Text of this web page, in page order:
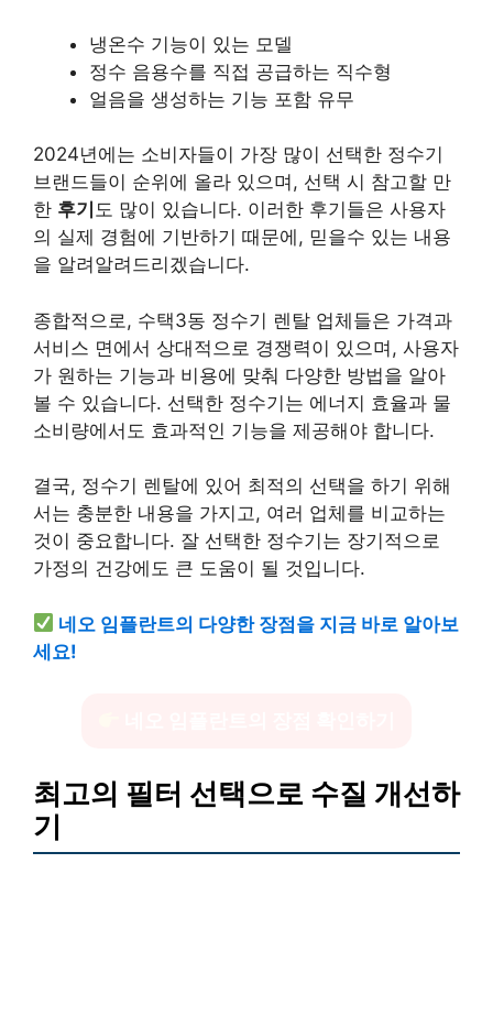
냉온수 기능이 있는 모델
정수 음용수를 직접 공급하는 직수형
얼음을 생성하는 기능 포함 유무
2024년에는 소비자들이 가장 많이 선택한 정수기
브랜드들이 순위에 올라 있으며, 선택 시 참고할 만
한 후기 도 많이 있습니다. 이러한 후기들은 사용자
의 실제 경험에 기반하기 때문에, 믿을수 있는 내용
을 알려알려드리겠습니다.
종합적으로, 수택3동 정수기 렌탈 업체들은 가격과
서비스 면에서 상대적으로 경쟁력이 있으며, 사용자
가 원하는 기능과 비용에 맞춰 다양한 방법을 알아
볼 수 있습니다. 선택한 정수기는 에너지 효율과 물
소비량에서도 효과적인 기능을 제공해야 합니다.
결국, 정수기 렌탈에 있어 최적의 선택을 하기 위해
서는 충분한 내용을 가지고, 여러 업체를 비교하는
것이 중요합니다. 잘 선택한 정수기는 장기적으로
가정의 건강에도 큰 도움이 될 것입니다.
네오 임플란트의 다양한 장점을 지금 바로 알아보
세요!
최고의 필터 선택으로 수질 개선하
기